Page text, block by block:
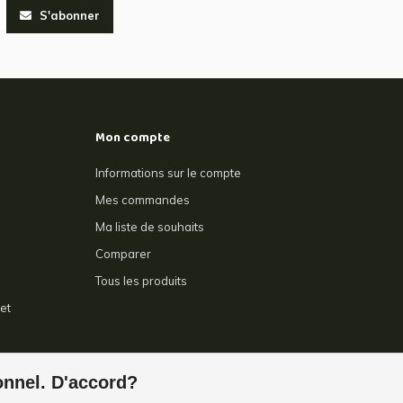
D'accord?
S'abonner
Mon compte
Informations sur le compte
Mes commandes
Ma liste de souhaits
Comparer
Tous les produits